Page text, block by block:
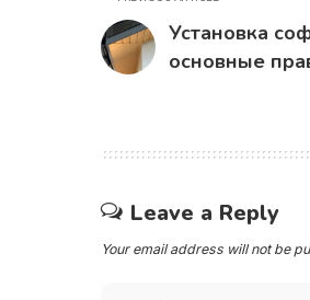
Установка
основные
Leave a Reply
Your email address will not be